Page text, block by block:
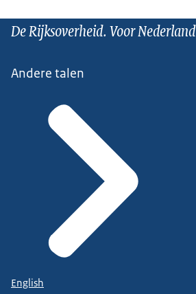
De Rijksoverheid. Voor Nederland
Andere talen
English